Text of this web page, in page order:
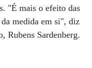
"É mais o efeito das
medida em si", diz
Rubens Sardenberg.